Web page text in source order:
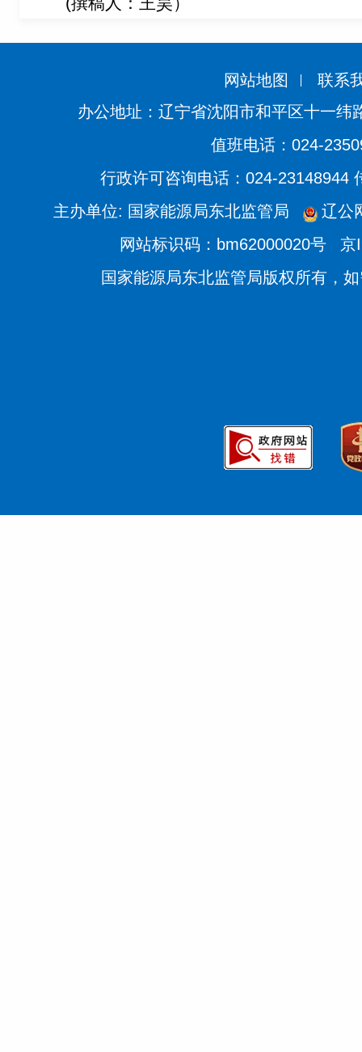
网站地图
联系
办公地址：辽宁省沈阳市和平区十一纬
值班电话：024-
行政许可咨询电话：024-23148944
主办单位: 国家能源局东北监管局
辽公
网站标识码：bm62000020号
京
国家能源局东北监管局版权所有，